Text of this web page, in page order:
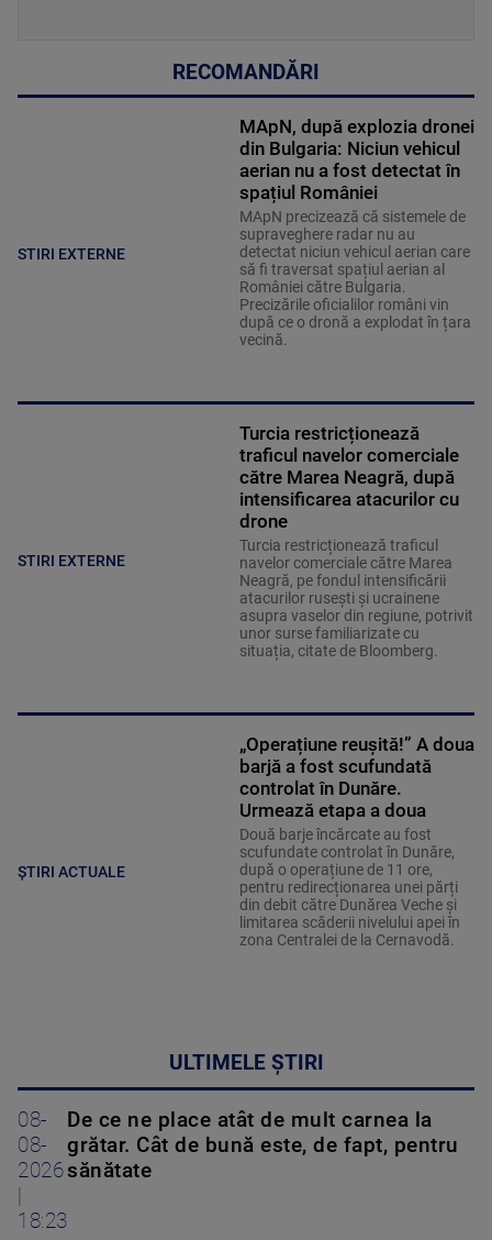
RECOMANDĂRI
STIRI EXTERNE
MApN, după explozia dronei
din Bulgaria: Niciun vehicul
aerian nu a fost detectat în
spațiul României
MApN precizează că sistemele de
supraveghere radar nu au
detectat niciun vehicul aerian care
să fi traversat spațiul aerian al
României către Bulgaria.
Precizările oficialilor români vin
după ce o dronă a explodat în țara
vecină.
STIRI EXTERNE
Turcia restricționează
traficul navelor comerciale
către Marea Neagră, după
intensificarea atacurilor cu
drone
Turcia restricționează traficul
navelor comerciale către Marea
Neagră, pe fondul intensificării
atacurilor rusești și ucrainene
asupra vaselor din regiune, potrivit
unor surse familiarizate cu
situația, citate de Bloomberg.
ȘTIRI ACTUALE
„Operațiune reușită!” A doua
barjă a fost scufundată
controlat în Dunăre.
Urmează etapa a doua
Două barje încărcate au fost
scufundate controlat în Dunăre,
după o operațiune de 11 ore,
pentru redirecționarea unei părți
din debit către Dunărea Veche și
limitarea scăderii nivelului apei în
zona Centralei de la Cernavodă.
ULTIMELE ȘTIRI
08-
08-
2026
18:23
De ce ne place atât de mult carnea la
grătar. Cât de bună este, de fapt, pentru
sănătate